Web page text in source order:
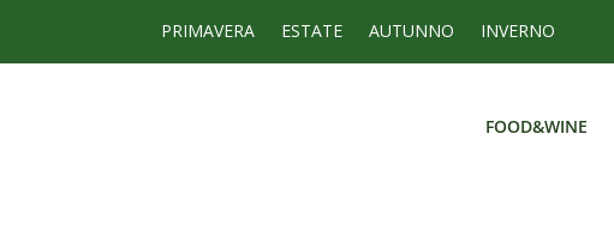
PRIMAVERA ESTATE AUTUNNO INVERNO
FOOD&WINE